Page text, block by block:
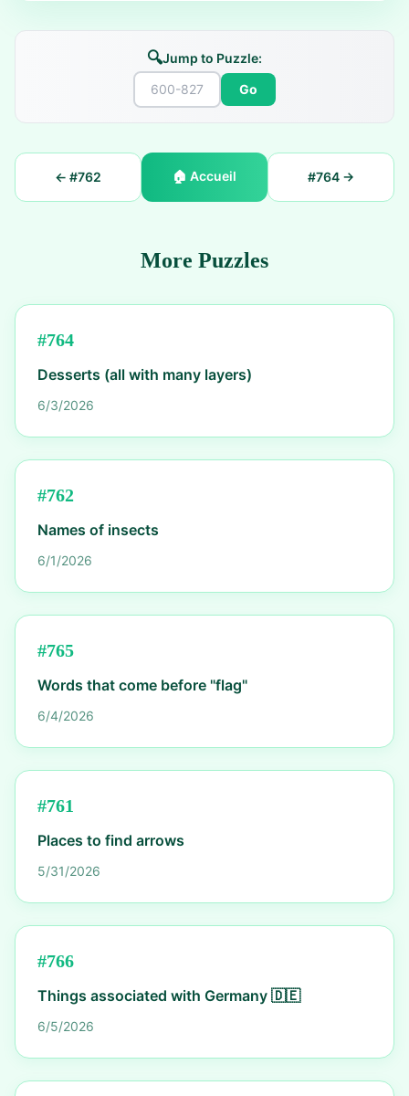
🔍Jump to Puzzle:
Go
← #762 🏠 Accueil #764→
More Puzzles
#764
Desserts (all with many layers)
6/3/2026
#762
Names of insects
6/1/2026
#765
Words that come before "flag"
6/4/2026
#761
Places to find arrows
5/31/2026
#766
Things associated with Germany 🇩🇪
6/5/2026